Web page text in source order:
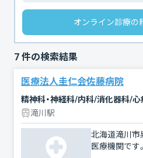
オンライン診療の
7 件の検索結果
医療法人圭仁会佐藤病院
滝川駅
北海道滝川市
医療機関です。